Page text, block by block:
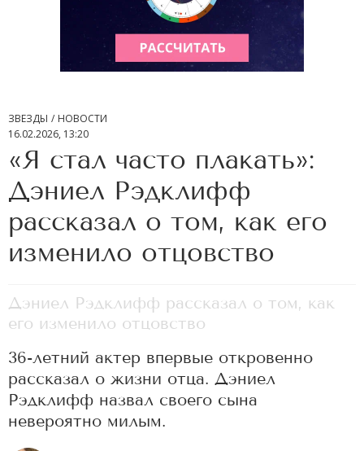
ЗВЕЗДЫ
НОВОСТИ
16.02.2026, 13:20
«Я стал часто плакать»:
Дэниел Рэдклифф
рассказал о том, как его
изменило отцовство
Дэниел Рэдклифф рассказал о том, как
его изменило отцовство
36-летний актер впервые откровенно
рассказал о жизни отца. Дэниел
Рэдклифф назвал своего сына
невероятно милым.